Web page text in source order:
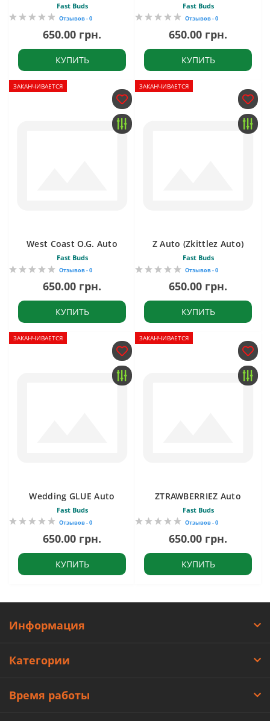
Fast Buds
Отзывов - 0
650.00 грн.
КУПИТЬ
Fast Buds
Отзывов - 0
650.00 грн.
КУПИТЬ
ЗАКАНЧИВАЕТСЯ
West Coast O.G. Auto
Fast Buds
Отзывов - 0
650.00 грн.
КУПИТЬ
ЗАКАНЧИВАЕТСЯ
Z Auto (Zkittlez Auto)
Fast Buds
Отзывов - 0
650.00 грн.
КУПИТЬ
ЗАКАНЧИВАЕТСЯ
Wedding GLUE Auto
Fast Buds
Отзывов - 0
650.00 грн.
КУПИТЬ
ЗАКАНЧИВАЕТСЯ
ZTRAWBERRIEZ Auto
Fast Buds
Отзывов - 0
650.00 грн.
КУПИТЬ
Информация
Категории
Время работы